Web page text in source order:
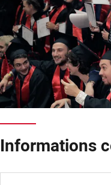
Informations